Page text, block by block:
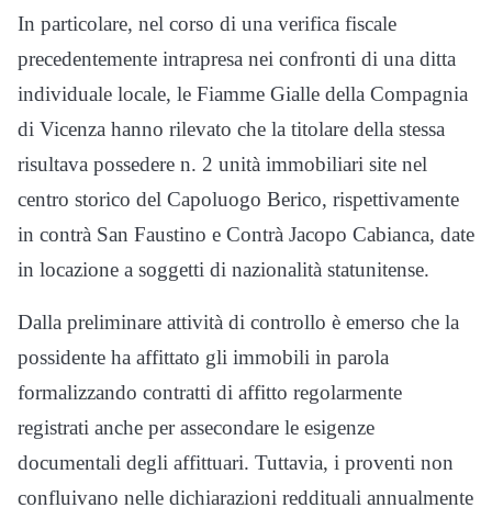
In particolare, nel corso di una verifica fiscale
precedentemente intrapresa nei confronti di una ditta
individuale locale, le Fiamme Gialle della Compagnia
di Vicenza hanno rilevato che la titolare della stessa
risultava possedere n. 2 unità immobiliari site nel
centro storico del Capoluogo Berico, rispettivamente
in contrà San Faustino e Contrà Jacopo Cabianca, date
in locazione a soggetti di nazionalità statunitense.
Dalla preliminare attività di controllo è emerso che la
possidente ha affittato gli immobili in parola
formalizzando contratti di affitto regolarmente
registrati anche per assecondare le esigenze
documentali degli affittuari. Tuttavia, i proventi non
confluivano nelle dichiarazioni reddituali annualmente